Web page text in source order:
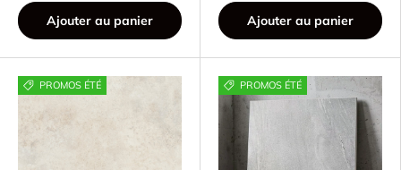
Ajouter au panier Ajouter au panier
PROMOS ÉTÉ PROMOS ÉTÉ